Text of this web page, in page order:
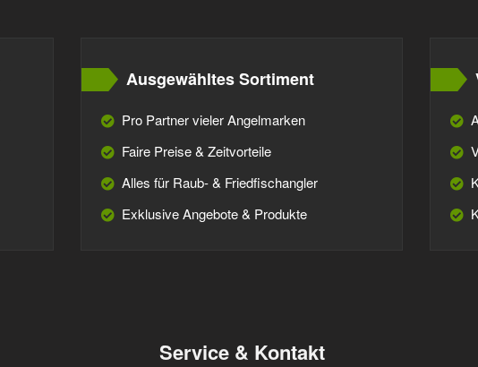
Ausgewähltes Sortiment
Pro Partner vieler Angelmarken
Faire Preise & Zeitvorteile
Alles für Raub- & Friedfischangler
Exklusive Angebote & Produkte
Service & Kontakt